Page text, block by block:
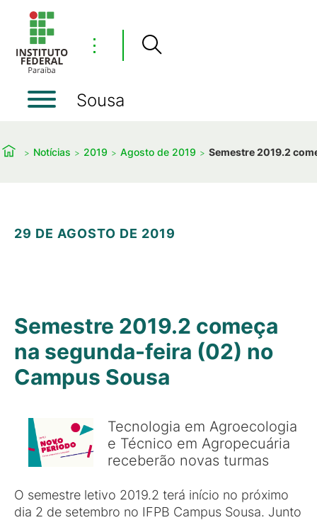
⋮
Sousa
Notícias 2019 Agosto de 2019 Semestre 2019.2
29 DE AGOSTO DE 2019
Semestre 2019.2 começa
na segunda-feira (02) no
Campus Sousa
Tecnologia em Agroecologia
e Técnico em Agropecuária
receberão novas turmas
O semestre letivo 2019.2 terá início no próximo
dia 2 de setembro no IFPB Campus Sousa. Junto